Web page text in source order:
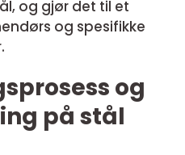
og gjør det til et
og spesifikke
og
på stål